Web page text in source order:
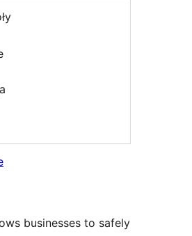
businesses to safely